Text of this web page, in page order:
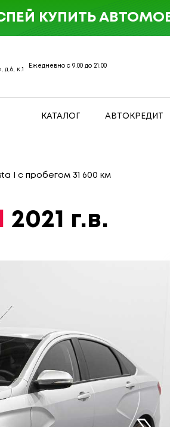
к.1
Ежедневно с 9:00 до 21:00
КАТАЛОГ АВТОКРЕДИТ
КУПИТЬ
I с пробегом 31 600 км
2021 г.в.